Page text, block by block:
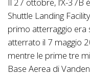
Shuttle Landing
primo atterraggio era
atterrato il 7 maggio
mentre le prime tre
Base Aerea di